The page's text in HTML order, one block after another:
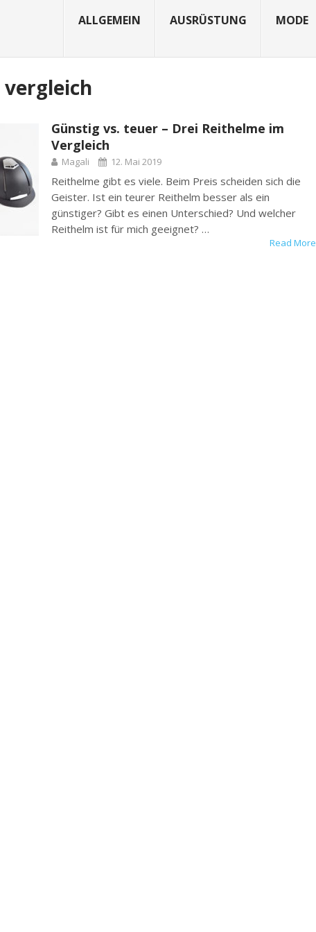
ALLGEMEIN AUSRÜSTUNG MODE
vergleich
Günstig vs. teuer – Drei Reithelme im
Vergleich
Magali 12. Mai 2019
Reithelme gibt es viele. Beim Preis scheiden sich die
Geister. Ist ein teurer Reithelm besser als ein
günstiger? Gibt es einen Unterschied? Und welcher
Reithelm ist für mich geeignet? …
Read More